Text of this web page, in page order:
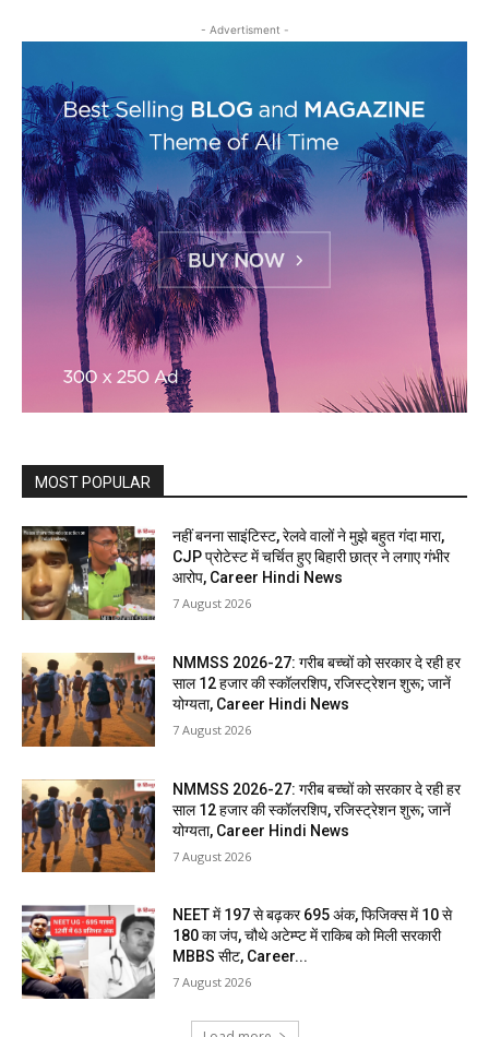
- Advertisment -
MOST POPULAR
नहीं बनना साइंटिस्ट, रेलवे वालों ने मुझे बहुत गंदा मारा,
CJP प्रोटेस्ट में चर्चित हुए बिहारी छात्र ने लगाए गंभीर
आरोप, Career Hindi News
7 August 2026
NMMSS 2026-27: गरीब बच्चों को सरकार दे रही हर
साल 12 हजार की स्कॉलरशिप, रजिस्ट्रेशन शुरू; जानें
योग्यता, Career Hindi News
7 August 2026
NMMSS 2026-27: गरीब बच्चों को सरकार दे रही हर
साल 12 हजार की स्कॉलरशिप, रजिस्ट्रेशन शुरू; जानें
योग्यता, Career Hindi News
7 August 2026
NEET में 197 से बढ़कर 695 अंक, फिजिक्स में 10 से
180 का जंप, चौथे अटेम्प्ट में राकिब को मिली सरकारी
MBBS सीट, Career...
7 August 2026